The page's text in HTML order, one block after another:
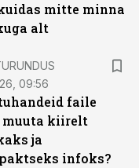
mitte minna
alt
09:56
faile
muuta kiirelt
ja
infoks?